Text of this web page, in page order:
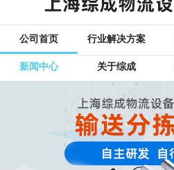
公司首页 行业解决方案
新闻中心 关于综成